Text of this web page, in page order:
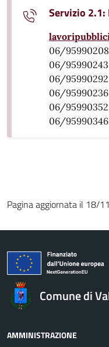
Servizio 2.1:
06/95990208
06/95990243
06/95990292
06/95990236
06/95990352
06/95990346
Pagina aggiornata il 18/
Comune di
AMMINISTRAZIONE